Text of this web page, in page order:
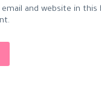
email and website in